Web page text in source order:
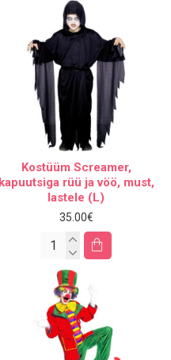
Kostüüm Screamer,
kapuutsiga rüü ja vöö, must,
lastele (L)
35.00€